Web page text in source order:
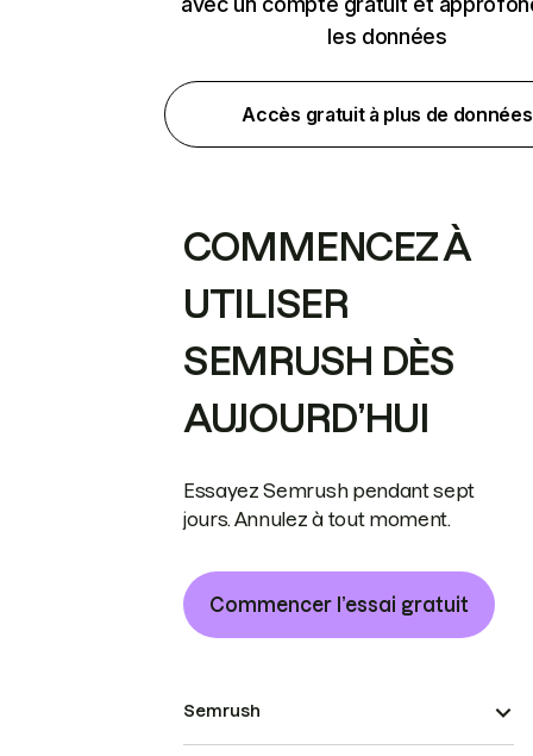
les données
Accès gratuit à plus de données
COMMENCEZ À
UTILISER
SEMRUSH DÈS
AUJOURD’HUI
Essayez Semrush pendant sept
jours. Annulez à tout moment.
Commencer l’essai gratuit
Semrush